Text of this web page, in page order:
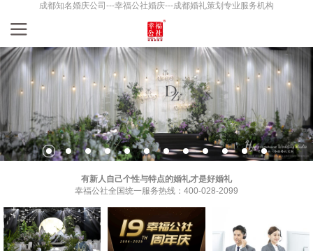
成都知名婚庆公司---幸福公社婚庆---成都婚礼策划专业服务机构
有新人自己个性与特点的婚礼才是好婚礼
幸福公社全国统一服务热线：400-028-2099